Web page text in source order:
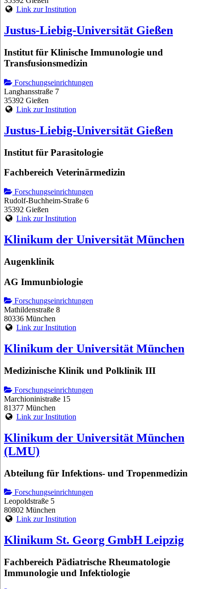
Link zur Institution
Justus-Liebig-Universität Gießen
Institut für Klinische Immunologie und
Transfusionsmedizin
Forschungseinrichtungen
Langhansstraße 7
35392 Gießen
Link zur Institution
Justus-Liebig-Universität Gießen
Institut für Parasitologie
Fachbereich Veterinärmedizin
Forschungseinrichtungen
Rudolf-Buchheim-Straße 6
35392 Gießen
Link zur Institution
Klinikum der Universität München
Augenklinik
AG Immunbiologie
Forschungseinrichtungen
Mathildenstraße 8
80336 München
Link zur Institution
Klinikum der Universität München
Medizinische Klinik und Polklinik III
Forschungseinrichtungen
Marchioninistraße 15
81377 München
Link zur Institution
Klinikum der Universität München
(LMU)
Abteilung für Infektions- und Tropenmedizin
Forschungseinrichtungen
Leopoldstraße 5
80802 München
Link zur Institution
Klinikum St. Georg GmbH Leipzig
Fachbereich Pädiatrische Rheumatologie
Immunologie und Infektiologie